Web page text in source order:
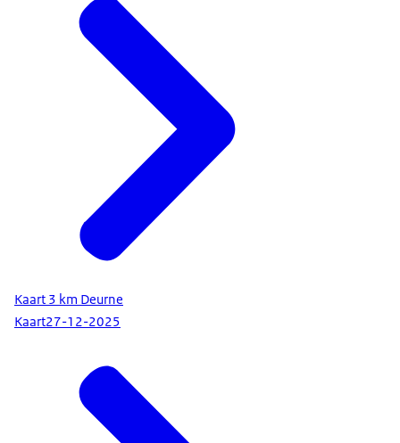
Kaart 3 km Deurne
Kaart27-12-2025